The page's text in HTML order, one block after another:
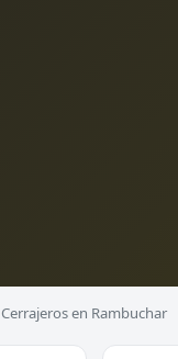
Cerrajeros en Rambuchar